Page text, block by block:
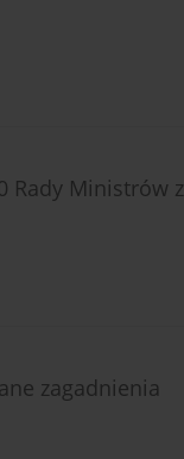
Rady Ministrów z
zagadnienia